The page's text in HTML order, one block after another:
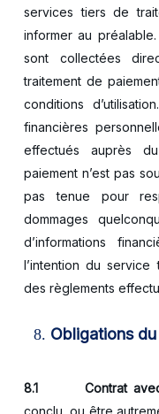
services tiers de
informer au
sont collectées
traitement de
conditions
financières
effectués auprès
paiement n’est pas
pas tenue pour
dommages
d’informations
l’intention du
des règlements
Obligations du
8.1 Contrat
conclu, ou être